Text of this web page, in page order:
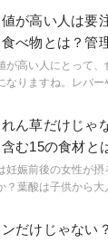
はよく知らない用語
値が高い人は要
べ物とは？管
が高い人にとって
なりますね。レバ
れる食品が存在し
が多い食品を紹介
にしてください。
ん草だけじゃ
む15の食材と
妊娠前後の女性が摂
？葉酸は子供から
れていますが、ほ
のでしょうか。効
だけじゃない